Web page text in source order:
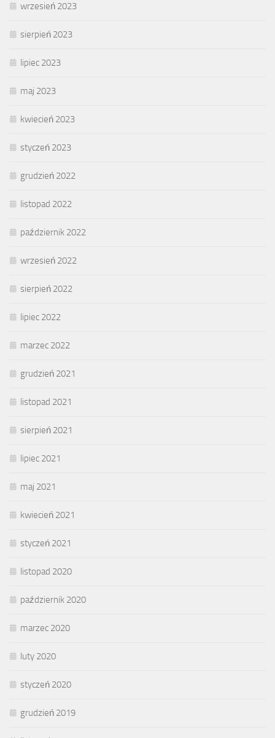
wrzesień 2023
sierpień 2023
lipiec 2023
maj 2023
kwiecień 2023
styczeń 2023
grudzień 2022
listopad 2022
październik 2022
wrzesień 2022
sierpień 2022
lipiec 2022
marzec 2022
grudzień 2021
listopad 2021
sierpień 2021
lipiec 2021
maj 2021
kwiecień 2021
styczeń 2021
listopad 2020
październik 2020
marzec 2020
luty 2020
styczeń 2020
grudzień 2019